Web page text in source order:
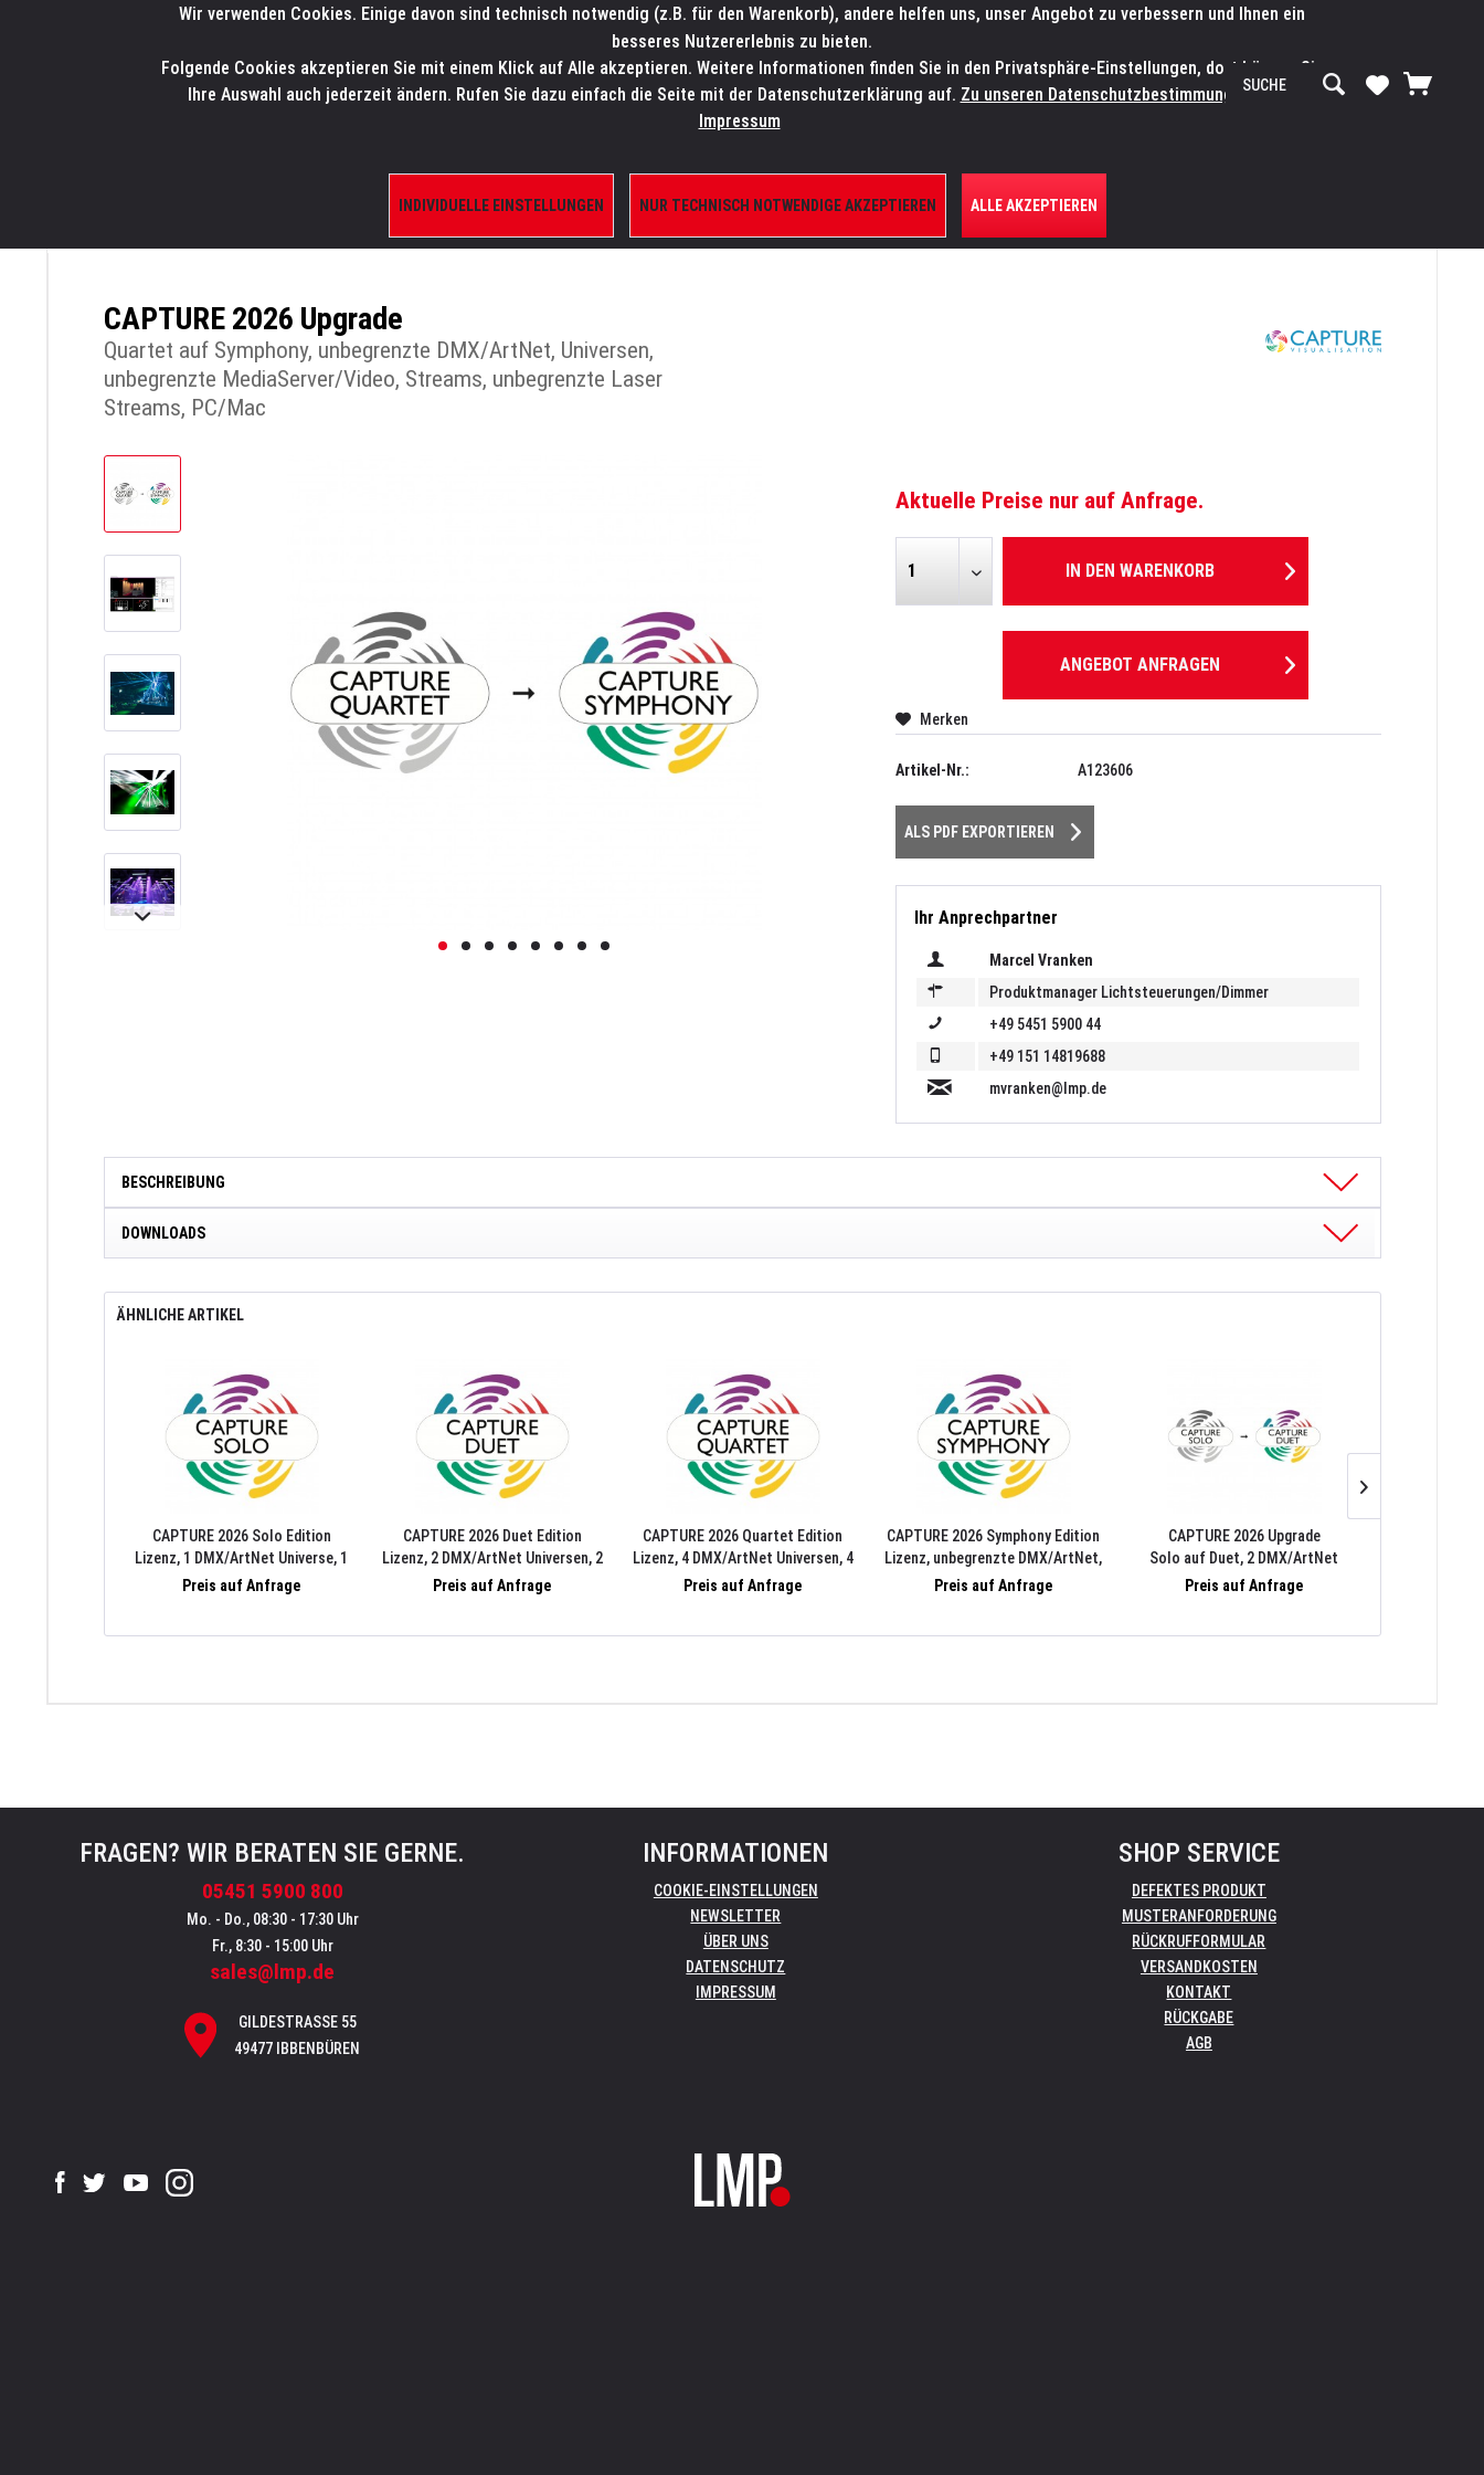
SALES-HOTLINE: +49 5451 5900-800 24/7: sales@lmp.de SERVICE-WERKSTATT Service/Hilfe
HOME PRODUKTE/SHOP MARKEN AKTUELLES SERVICE ÜBER UNS
VISUALISIERUNGEN
CAPTURE 2026 Upgrade
Quartet auf Symphony, unbegrenzte DMX/ArtNet, Universen,
unbegrenzte MediaServer/Video, Streams, unbegrenzte Laser
Streams, PC/Mac
Aktuelle Preise nur auf Anfrage.
IN DEN WARENKORB
ANGEBOT ANFRAGEN
Merken
Artikel-Nr.: A123606
ALS PDF EXPORTIEREN
Ihr Anprechpartner
Marcel Vranken
Produktmanager Lichtsteuerungen/Dimmer
+49 5451 5900 44
+49 151 14819688
mvranken@lmp.de
BESCHREIBUNG
DOWNLOADS
ÄHNLICHE ARTIKEL
CAPTURE 2026 Solo Edition
Lizenz, 1 DMX/ArtNet Universe, 1
MediaServer/Video Stream, 1 Laser
Preis auf Anfrage
CAPTURE 2026 Duet Edition
Lizenz, 2 DMX/ArtNet Universen, 2
MediaServer/Video Streams, 2
Preis auf Anfrage
CAPTURE 2026 Quartet Edition
Lizenz, 4 DMX/ArtNet Universen, 4
MediaServer/Video Streams, 4
Preis auf Anfrage
CAPTURE 2026 Symphony Edition
Lizenz, unbegrenzte DMX/ArtNet,
Universen, unbegrenzte
Preis auf Anfrage
CAPTURE 2026 Upgrade
Solo auf Duet, 2 DMX/ArtNet
Universen, 2 MediaServer/Video
Preis auf Anfrage
FRAGEN? WIR BERATEN SIE GERNE.
05451 5900 800
Mo. - Do., 08:30 - 17:30 Uhr
Fr., 8:30 - 15:00 Uhr
sales@lmp.de
GILDESTRASSE 55
49477 IBBENBÜREN
INFORMATIONEN
COOKIE-EINSTELLUNGEN
NEWSLETTER
ÜBER UNS
DATENSCHUTZ
IMPRESSUM
SHOP SERVICE
DEFEKTES PRODUKT
MUSTERANFORDERUNG
RÜCKRUFFORMULAR
VERSANDKOSTEN
KONTAKT
RÜCKGABE
AGB
Wir verwenden Cookies. Einige davon sind technisch notwendig (z.B. für den Warenkorb), andere helfen uns, unser Angebot zu verbessern und Ihnen ein
besseres Nutzererlebnis zu bieten.
Folgende Cookies akzeptieren Sie mit einem Klick auf Alle akzeptieren. Weitere Informationen finden Sie in den Privatsphäre-Einstellungen, dort können Sie
Ihre Auswahl auch jederzeit ändern. Rufen Sie dazu einfach die Seite mit der Datenschutzerklärung auf. Zu unseren Datenschutzbestimmungen. Zum
Impressum
INDIVIDUELLE EINSTELLUNGEN NUR TECHNISCH NOTWENDIGE AKZEPTIEREN ALLE AKZEPTIEREN